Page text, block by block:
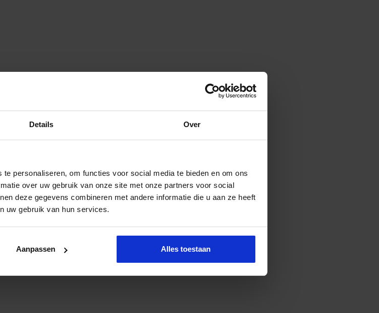
Details Over
personaliseren, om functies voor social media te bieden en om ons
over uw gebruik van onze site met onze partners voor social
deze gegevens combineren met andere informatie die u aan ze heeft
uw gebruik van hun services.
Aanpassen Alles toestaan